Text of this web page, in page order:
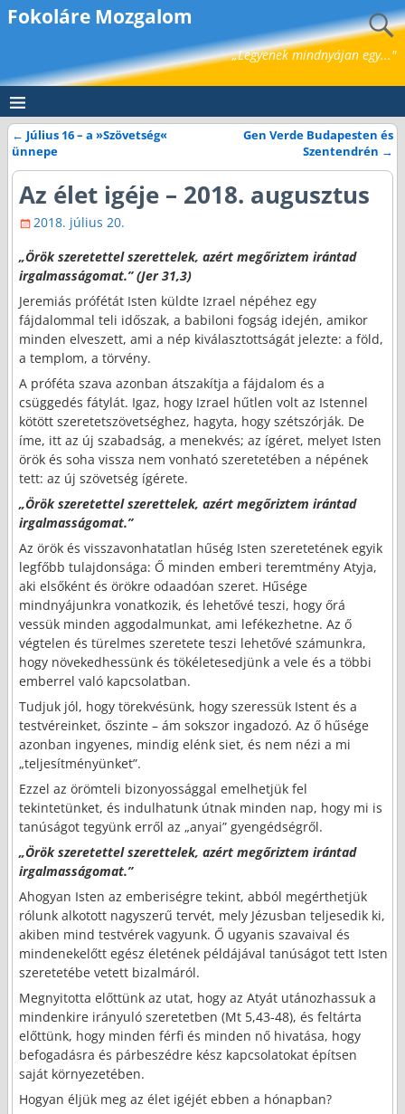
Fokoláre Mozgalom
„Legyenek mindnyájan egy..."
Bejegyzés navigáció
← Július 16 – a »Szövetség«
ünnepe
Gen Verde Budapesten és
Szentendrén →
Az élet igéje – 2018. augusztus
2018. július 20.
„Örök szeretettel szerettelek, azért megőriztem irántad
irgalmasságomat.” (Jer 31,3)
Jeremiás prófétát Isten küldte Izrael népéhez egy
fájdalommal teli időszak, a babiloni fogság idején, amikor
minden elveszett, ami a nép kiválasztottságát jelezte: a föld,
a templom, a törvény.
A próféta szava azonban átszakítja a fájdalom és a
csüggedés fátylát. Igaz, hogy Izrael hűtlen volt az Istennel
kötött szeretetszövetséghez, hagyta, hogy szétszórják. De
íme, itt az új szabadság, a menekvés; az ígéret, melyet Isten
örök és soha vissza nem vonható szeretetében a népének
tett: az új szövetség ígérete.
„Örök szeretettel szerettelek, azért megőriztem irántad
irgalmasságomat.”
Az örök és visszavonhatatlan hűség Isten szeretetének egyik
legfőbb tulajdonsága: Ő minden emberi teremtmény Atyja,
aki elsőként és örökre odaadóan szeret. Hűsége
mindnyájunkra vonatkozik, és lehetővé teszi, hogy őrá
vessük minden aggodalmunkat, ami lefékezhetne. Az ő
végtelen és türelmes szeretete teszi lehetővé számunkra,
hogy növekedhessünk és tökéletesedjünk a vele és a többi
emberrel való kapcsolatban.
Tudjuk jól, hogy törekvésünk, hogy szeressük Istent és a
testvéreinket, őszinte – ám sokszor ingadozó. Az ő hűsége
azonban ingyenes, mindig elénk siet, és nem nézi a mi
„teljesítményünket”.
Ezzel az örömteli bizonyossággal emelhetjük fel
tekintetünket, és indulhatunk útnak minden nap, hogy mi is
tanúságot tegyünk erről az „anyai” gyengédségről.
„Örök szeretettel szerettelek, azért megőriztem irántad
irgalmasságomat.”
Ahogyan Isten az emberiségre tekint, abból megérthetjük
rólunk alkotott nagyszerű tervét, mely Jézusban teljesedik ki,
akiben mind testvérek vagyunk. Ő ugyanis szavaival és
mindenekelőtt egész életének példájával tanúságot tett Isten
szeretetébe vetett bizalmáról.
Megnyitotta előttünk az utat, hogy az Atyát utánozhassuk a
mindenkire irányuló szeretetben (Mt 5,43-48), és feltárta
előttünk, hogy minden férfi és minden nő hivatása, hogy
befogadásra és párbeszédre kész kapcsolatokat építsen
saját környezetében.
Hogyan éljük meg az élet igéjét ebben a hónapban?